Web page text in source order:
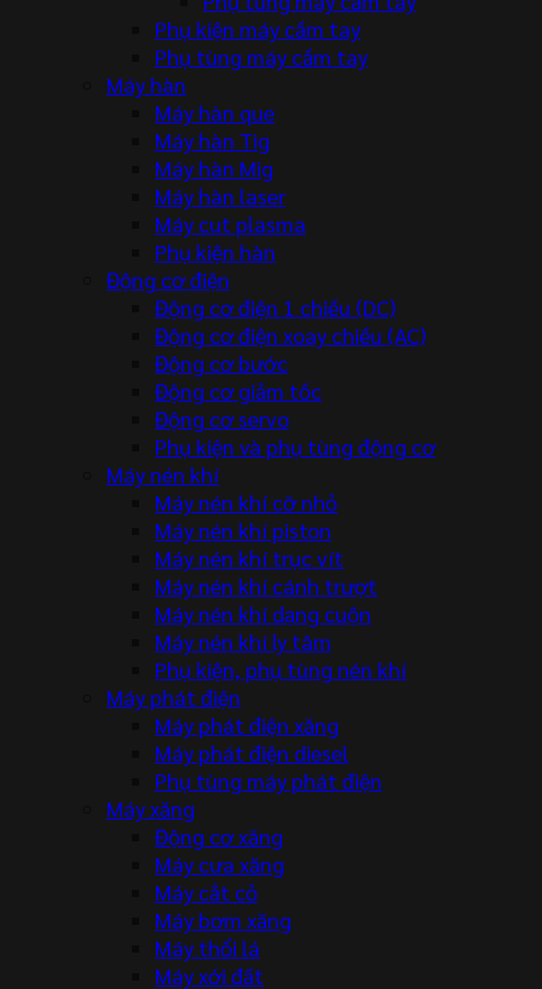
Phụ kiện máy cầm tay
Phụ tùng máy cầm tay
Máy hàn
Máy hàn que
Máy hàn Tig
Máy hàn Mig
Máy hàn laser
Máy cut plasma
Phụ kiện hàn
Động cơ điện
Động cơ điện 1 chiều (DC)
Động cơ điện xoay chiều (AC)
Động cơ bước
Động cơ giảm tốc
Động cơ servo
Phụ kiện và phụ tùng động cơ
Máy nén khí
Máy nén khí cỡ nhỏ
Máy nén khí piston
Máy nén khí trục vít
Máy nén khí cánh trượt
Máy nén khí dạng cuộn
Máy nén khí ly tâm
Phụ kiện, phụ tùng nén khí
Máy phát điện
Máy phát điện xăng
Máy phát điện diesel
Phụ tùng máy phát điện
Máy xăng
Động cơ xăng
Máy cưa xăng
Máy cắt cỏ
Máy bơm xăng
Máy thổi lá
Máy xới đất